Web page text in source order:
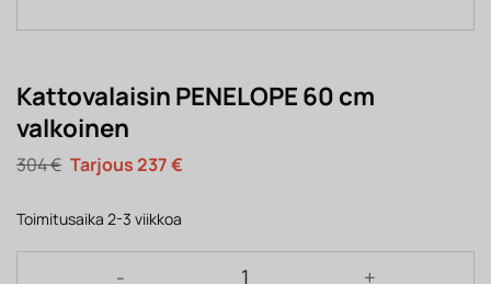
Kattovalaisin PENELOPE 60 cm
valkoinen
304€ Alkuperäinen
hinta
304 €.
237€Nykyinen
Toimitusaika 2-3 viikkoa
Kattovalaisin PENELOPE 60 cm valkoinen määrä